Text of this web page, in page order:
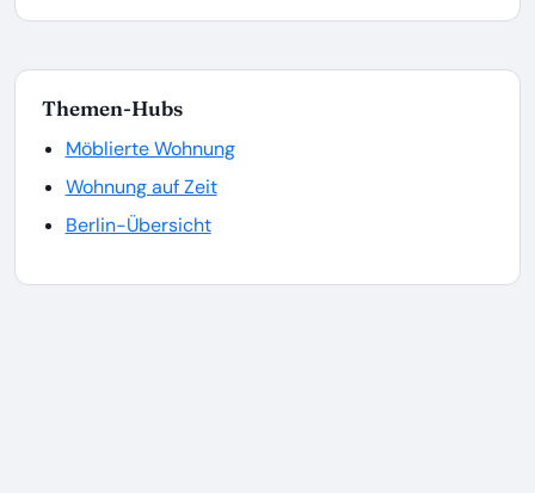
Themen-Hubs
Möblierte Wohnung
Wohnung auf Zeit
Berlin-Übersicht